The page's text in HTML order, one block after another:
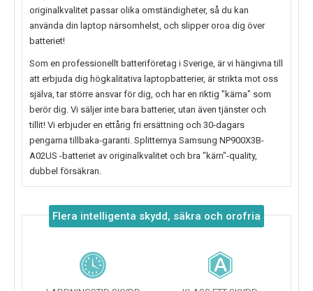
originalkvalitet passar olika omständigheter, så du kan
använda din laptop närsomhelst, och slipper oroa dig över
batteriet!
Som en professionellt batteriföretag i Sverige, är vi hängivna till
att erbjuda dig högkalitativa laptopbatterier, är strikta mot oss
själva, tar större ansvar för dig, och har en riktig "kärna" som
berör dig. Vi säljer inte bara batterier, utan även tjänster och
tillit! Vi erbjuder en ettårig fri ersättning och 30-dagars
pengarna tillbaka-garanti. Splitternya Samsung NP900X3B-
A02US -batteriet av originalkvalitet och bra "kärn"-quality,
dubbel försäkran.
Flera intelligenta skydd, säkra och orofria